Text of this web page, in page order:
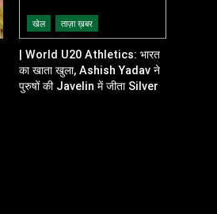
खेल ताज़ा ख़बर
| World U20 Athletics: भारत
का खाता खुला, Ashish Yadav ने
पुरुषों की Javelin में जीता Silver